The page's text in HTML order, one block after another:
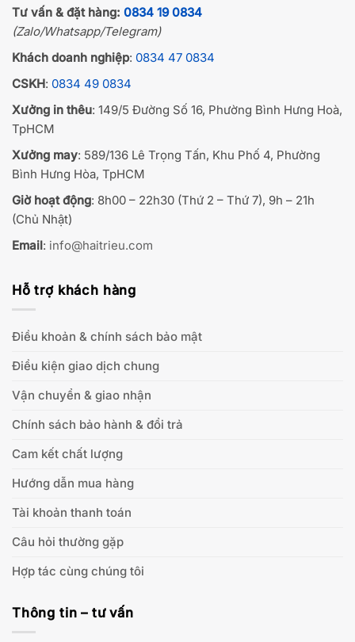
Tư vấn & đặt hàng: 0834 19 0834
(Zalo/Whatsapp/Telegram)
Khách doanh nghiệp: 0834 47 0834
CSKH: 0834 49 0834
Xưởng in thêu: 149/5 Đường Số 16, Phường Bình Hưng Hoà,
TpHCM
Xưởng may: 589/136 Lê Trọng Tấn, Khu Phố 4, Phường
Bình Hưng Hòa, TpHCM
Giờ hoạt động: 8h00 – 22h30 (Thứ 2 – Thứ 7), 9h – 21h
(Chủ Nhật)
Email: info@haitrieu.com
Hỗ trợ khách hàng
Điều khoản & chính sách bảo mật
Điều kiện giao dịch chung
Vận chuyển & giao nhận
Chính sách bảo hành & đổi trả
Cam kết chất lượng
Hướng dẫn mua hàng
Tài khoản thanh toán
Câu hỏi thường gặp
Hợp tác cùng chúng tôi
Thông tin – tư vấn